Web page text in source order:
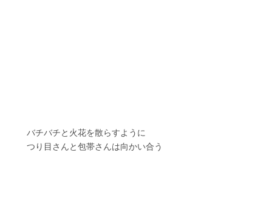
バチバチと火花を散らすように
つり目さんと包帯さんは向かい合う